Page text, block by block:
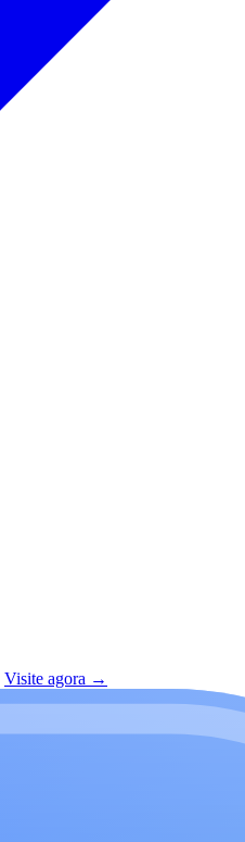
Visite agora →